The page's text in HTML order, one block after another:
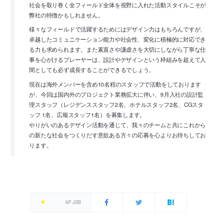
社会を取り巻く全フィールド全体を視野に入れた活動スタイルこそが
弊社の特徴かもしれません。
様々なフィールドで活躍するためにはデザイン力はもちろんですが、
卓越したコミュニケーション能力や社会性、変化に積極的に対応でき
る力も求められます。また素直さや謙虚さを大切にしながら丁寧な仕
事を心がけるプレーヤーは、設計やデザインという枠組みを超えて人
間としても必ず成長することができるでしょう。
現在は海外メンバーを含め10名程のスタッフで活動をしております
が、今回は国内外のプロジェクト業務拡大に伴い、9月入社の設計監
理スタッフ（レジデンススタッフ2名、ホテルスタッフ2名、CGスタ
ッフ 1名、広報スタッフ1名）を募集します。
やりがいのあるデザイン活動を通じて、我々のチームと共にこれから
の新たな社会をつくりだす意欲ある方々の応募を心よりお待ちしてお
ります。
AP JOB